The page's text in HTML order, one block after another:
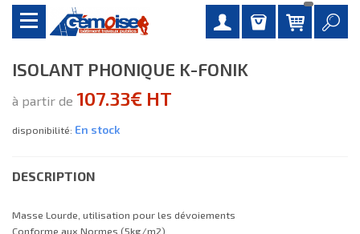
ISOLANT PHONIQUE K-FONIK
à partir de 107.33€ HT
disponibilité: En stock
DESCRIPTION
Masse Lourde, utilisation pour les dévoiements
Conforme aux Normes (5kg/m2)